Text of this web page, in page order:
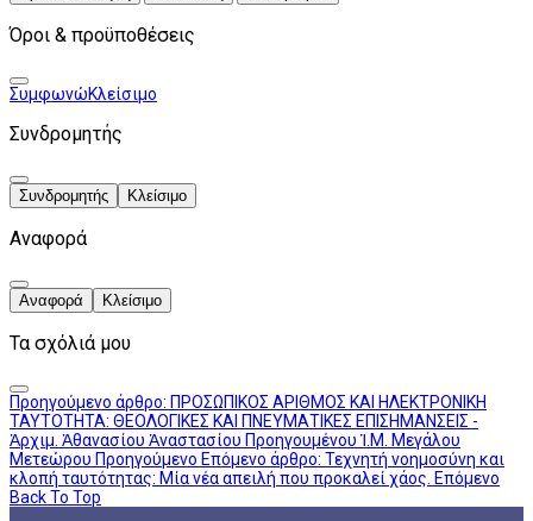
Όροι & προϋποθέσεις
ΣυμφωνώΚλείσιμο
Συνδρομητής
Συνδρομητής Κλείσιμο
Αναφορά
Αναφορά Κλείσιμο
Τα σχόλιά μου
Προηγούμενο άρθρο: ΠΡΟΣΩΠΙΚΟΣ ΑΡΙΘΜΟΣ ΚΑΙ ΗΛΕΚΤΡΟΝΙΚΗ
ΤΑΥΤΟΤΗΤΑ: ΘΕΟΛΟΓΙΚΕΣ ΚΑΙ ΠΝΕΥΜΑΤΙΚΕΣ ΕΠΙΣΗΜΑΝΣΕΙΣ -
Ἀρχιμ. Ἀθανασίου Ἀναστασίου Προηγουμένου Ἱ.Μ. Μεγάλου
Μετεώρου Προηγούμενο Επόμενο άρθρο: Τεχνητή νοημοσύνη και
κλοπή ταυτότητας: Μία νέα απειλή που προκαλεί χάος. Επόμενο
Back To Top